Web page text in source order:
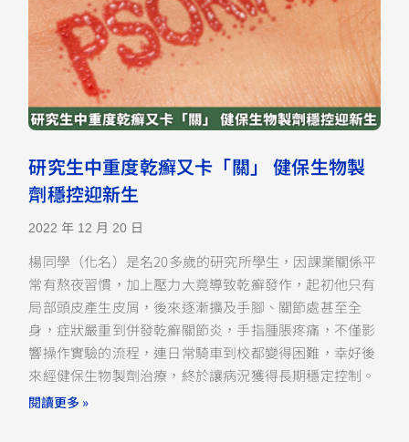
研究生中重度乾癬又卡「關」 健保生物製
劑穩控迎新生
2022 年 12 月 20 日
楊同學（化名）是名20多歲的研究所學生，因課業關係平
常有熬夜習慣，加上壓力大竟導致乾癬發作，起初他只有
局部頭皮產生皮屑，後來逐漸擴及手腳、關節處甚至全
身，症狀嚴重到併發乾癬關節炎，手指腫脹疼痛，不僅影
響操作實驗的流程，連日常騎車到校都變得困難，幸好後
來經健保生物製劑治療，終於讓病況獲得長期穩定控制。
閱讀更多 »